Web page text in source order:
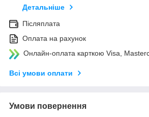
Детальніше
Післяплата
Оплата на рахунок
Онлайн-оплата карткою Visa,
Всі умови оплати
Умови повернення